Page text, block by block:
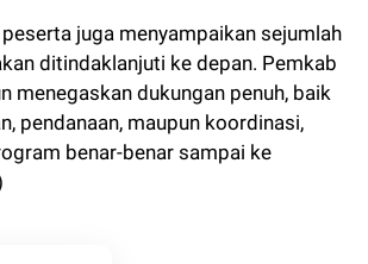
juga menyampaikan sejumlah
ditindaklanjuti ke depan. Pemkab
menegaskan dukungan penuh, baik
pendanaan, maupun koordinasi,
benar-benar sampai ke